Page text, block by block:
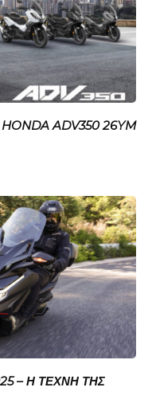
ADV350 26YM
– Η ΤΈΧΝΗ ΤΗΣ